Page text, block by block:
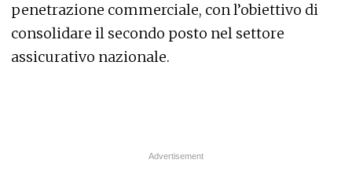
penetrazione commerciale, con l’obiettivo di
consolidare il secondo posto nel settore
assicurativo nazionale.